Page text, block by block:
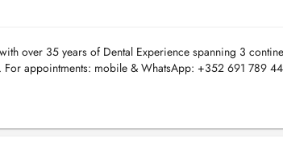
over 35 years of Dental Experience spanning 3
appointments: mobile & WhatsApp: +352 691 789